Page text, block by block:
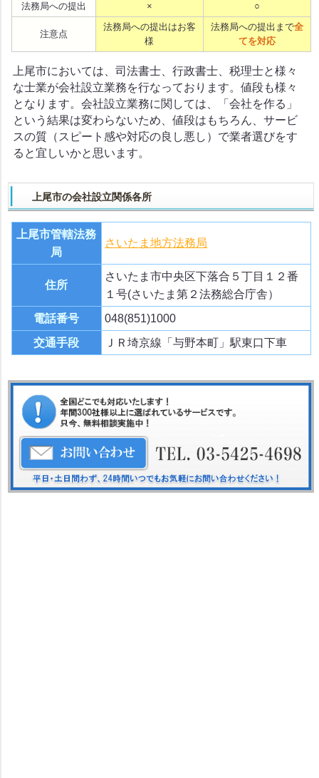
法務局への提出
× ○
注意点
法務局への提出はお客
様
法務局への提出まで全
てを対応
上尾市においては、司法書士、行政書士、税理士と様々
な士業が会社設立業務を行なっております。値段も様々
となります。会社設立業務に関しては、「会社を作る」
という結果は変わらないため、値段はもちろん、サービ
スの質（スピート感や対応の良し悪し）で業者選びをす
ると宜しいかと思います。
上尾市の会社設立関係各所
上尾市管轄法務
局
さいたま地方法務局
住所
さいたま市中央区下落合５丁目１２番
１号(さいたま第２法務総合庁舎）
電話番号
048(851)1000
交通手段
ＪＲ埼京線「与野本町」駅東口下車